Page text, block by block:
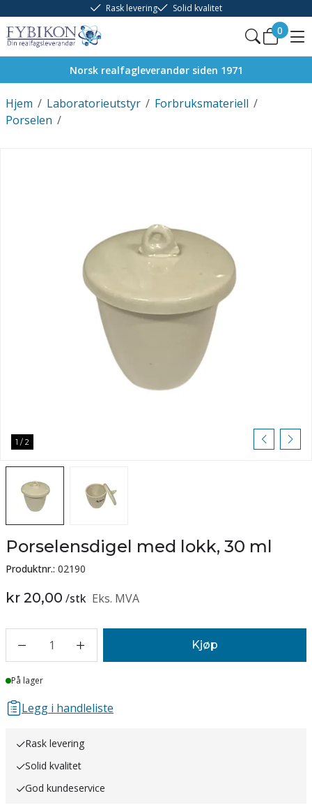
Rask levering Solid kvalitet
0
Norsk realfagleverandør siden 1971
/
Hjem /
Laboratorieutstyr /
Forbruksmateriell
/
Porselen
1 / 2
Porselensdigel med lokk, 30 ml
Produktnr.: 02190
kr 20,00 /stk Eks. MVA
1 Kjøp
Lager
På lager
Legg i handleliste
Rask levering
Solid kvalitet
God kundeservice